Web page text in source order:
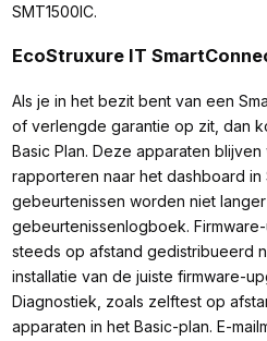
SMT1500IC.
EcoStruxure IT
Als je in het bezit bent van een
of verlengde garantie op zit, dan
Basic Plan. Deze apparaten
rapporteren naar het dashboard in
gebeurtenissen worden niet
gebeurtenissenlogboek.
steeds op afstand gedistribueerd
installatie van de juiste firmware-
Diagnostiek, zoals zelftest op
apparaten in het Basic-plan. E-